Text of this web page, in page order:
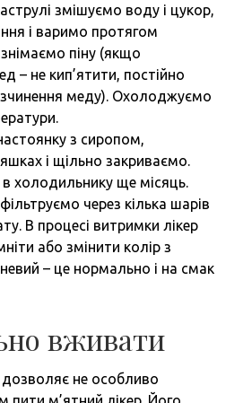
змішуємо воду і цукор,
і варимо протягом
піну (якщо
– не кип’ятити, постійно
меду). Охолоджуємо
з сиропом,
і щільно закриваємо.
холодильнику ще місяць.
через кілька шарів
В процесі витримки лікер
або змінити колір з
– це нормально і на смак
вживати
не особливо